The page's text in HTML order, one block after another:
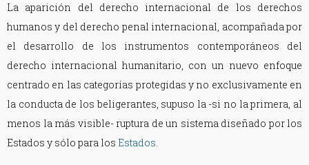
La aparición del derecho internacional de los derechos
humanos y del derecho penal internacional, acompañada por
el desarrollo de los instrumentos contemporáneos del
derecho internacional humanitario, con un nuevo enfoque
centrado en las categorías protegidas y no exclusivamente en
la conducta de los beligerantes, supuso la -si no la primera, al
menos la más visible- ruptura de un sistema diseñado por los
Estados y sólo para los Estados.